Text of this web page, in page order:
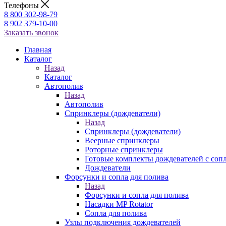
Телефоны
8 800 302-98-79
8 902 379-10-00
Заказать звонок
Главная
Каталог
Назад
Каталог
Автополив
Назад
Автополив
Спринклеры (дождеватели)
Назад
Спринклеры (дождеватели)
Веерные спринклеры
Роторные спринклеры
Готовые комплекты дождевателей с
Дождеватели
Форсунки и сопла для полива
Назад
Форсунки и сопла для полива
Насадки MP Rotator
Сопла для полива
Узлы подключения дождевателей